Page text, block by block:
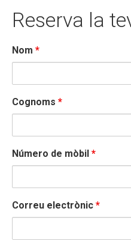
Reserva la
Nom *
Cognoms *
Número de mòbil *
Correu electrònic *